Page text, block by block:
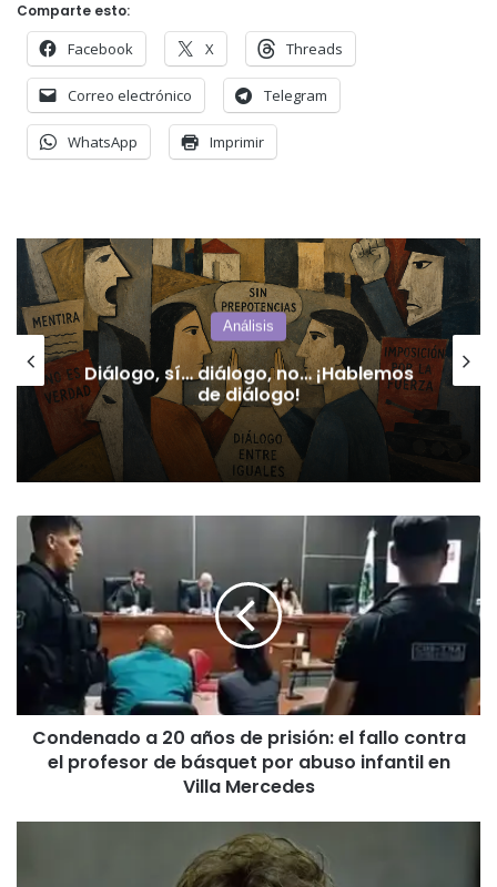
Comparte esto:
Facebook X Threads
Correo electrónico Telegram
WhatsApp Imprimir
Actualidad
Cristina Kirchner denunció
persecución política y acudió a la
ONU por su condena
Condenado
20
años
de
prisión:
el
contra
profesor
Condenado a 20 años de prisión: el fallo contra
el profesor de básquet por abuso infantil en
Villa Mercedes